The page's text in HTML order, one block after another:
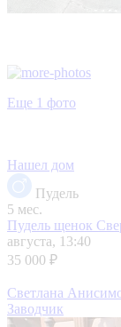
Еще 1 фото
Нашел дом
Пудель
5 мес.
Пудель щенок
августа, 13:40
35 000 ₽
Светлана
Заводчик